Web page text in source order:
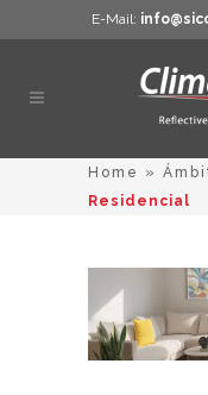
E-Mail:
Home »
Residencial